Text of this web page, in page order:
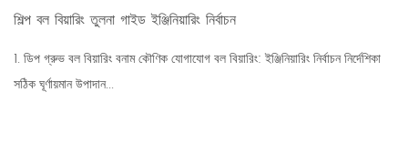
শিল্প বল বিয়ারিং তুলনা গাইড ইঞ্জিনিয়ারিং নির্বাচন
1. ডিপ গ্রুভ বল বিয়ারিং বনাম কৌণিক যোগাযোগ বল বিয়ারিং: ইঞ্জিনিয়ারিং নির্বাচন নির্দেশিকা
সঠিক ঘূর্ণায়মান উপাদান...